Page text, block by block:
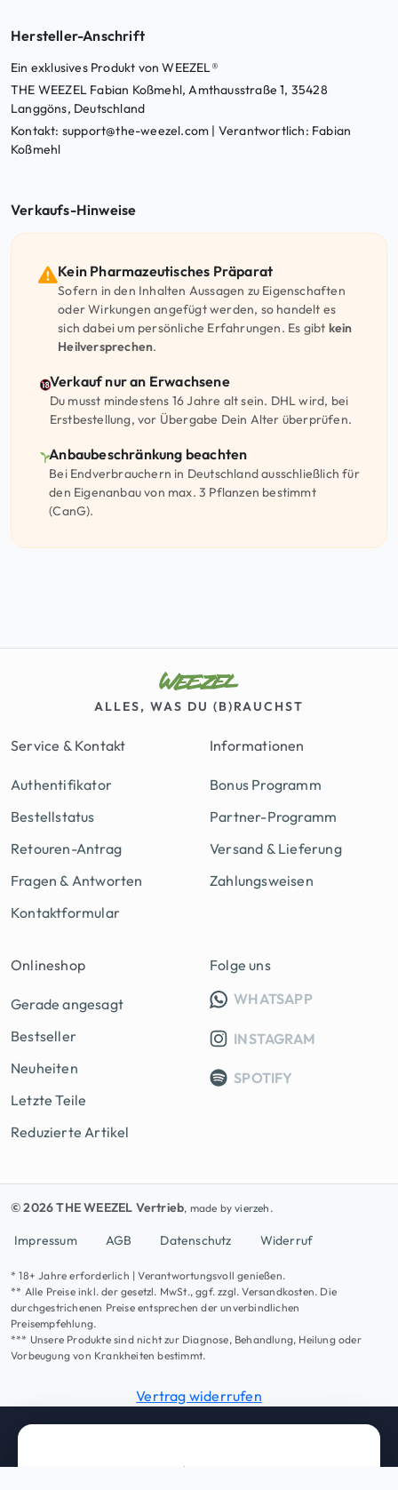
Hersteller-Anschrift
Ein exklusives Produkt von WEEZEL®
THE WEEZEL Fabian Koßmehl, Amthausstraße 1, 35428
Langgöns, Deutschland
Kontakt: support@the-weezel.com | Verantwortlich: Fabian
Koßmehl
Verkaufs-Hinweise
Kein Pharmazeutisches Präparat
Sofern in den Inhalten Aussagen zu Eigenschaften
oder Wirkungen angefügt werden, so handelt es
sich dabei um persönliche Erfahrungen. Es gibt kein
Heilversprechen.
Verkauf nur an Erwachsene
Du musst mindestens 16 Jahre alt sein. DHL wird, bei
Erstbestellung, vor Übergabe Dein Alter überprüfen.
Anbaubeschränkung beachten
Bei Endverbrauchern in Deutschland ausschließlich für
den Eigenanbau von max. 3 Pflanzen bestimmt
(CanG).
ALLES, WAS DU (B)RAUCHST
Service & Kontakt
Authentifikator
Bestellstatus
Retouren-Antrag
Fragen & Antworten
Kontaktformular
Informationen
Bonus Programm
Partner-Programm
Versand & Lieferung
Zahlungsweisen
Onlineshop
Gerade angesagt
Bestseller
Neuheiten
Letzte Teile
Reduzierte Artikel
Folge uns
WHATSAPPINFO
INSTAGRAM
SPOTIFY
© 2026 THE WEEZEL Vertrieb, made byvierzeh.
Impressum AGB Datenschutz Widerruf
* 18+ Jahre erforderlich | Verantwortungsvoll genießen.
** Alle Preise inkl. der gesetzl. MwSt., ggf. zzgl. Versandkosten. Die
durchgestrichenen Preise entsprechen der unverbindlichen
Preisempfehlung.
*** Unsere Produkte sind nicht zur Diagnose, Behandlung, Heilung oder
Vorbeugung von Krankheiten bestimmt.
Vertrag widerrufen